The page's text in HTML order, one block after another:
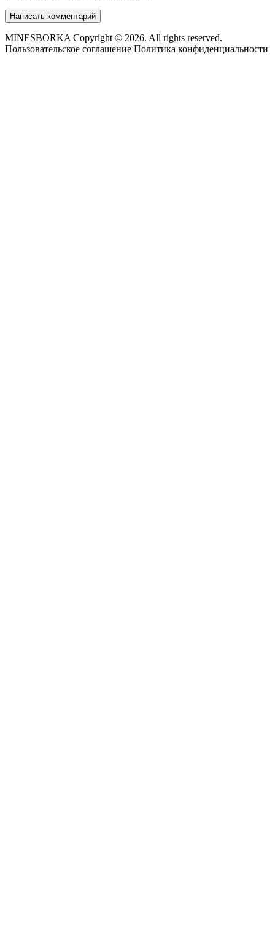
MINESBORKA Copyright © 2026. All rights reserved.
Пользовательское соглашение Политика конфиденциальности